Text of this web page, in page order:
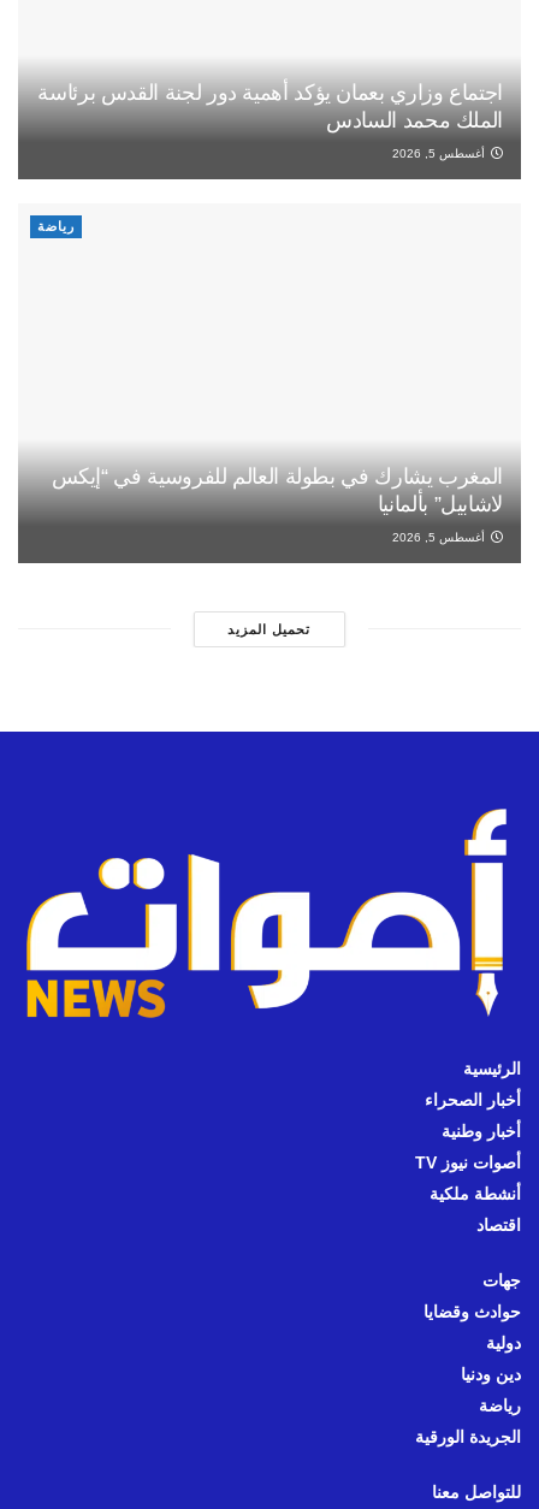
اجتماع وزاري بعمان يؤكد أهمية دور لجنة القدس برئاسة
الملك محمد السادس
أغسطس 5, 2026
رياضة
المغرب يشارك في بطولة العالم للفروسية في “إيكس
لاشابيل” بألمانيا
أغسطس 5, 2026
تحميل المزيد
الرئيسية
أخبار الصحراء
أخبار وطنية
أصوات نيوز TV
أنشطة ملكية
اقتصاد
جهات
حوادث وقضايا
دولية
دين ودنيا
رياضة
الجريدة الورقية
للتواصل معنا